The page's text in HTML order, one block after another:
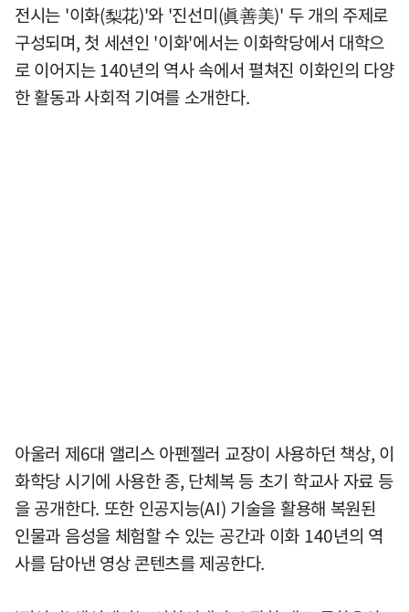
전시는 '이화(梨花)'와 '진선미(眞善美)' 두 개의 주제로
구성되며, 첫 세션인 '이화'에서는 이화학당에서 대학으
로 이어지는 140년의 역사 속에서 펼쳐진 이화인의 다양
한 활동과 사회적 기여를 소개한다.
아울러 제6대 앨리스 아펜젤러 교장이 사용하던 책상, 이
화학당 시기에 사용한 종, 단체복 등 초기 학교사 자료 등
을 공개한다. 또한 인공지능(AI) 기술을 활용해 복원된
인물과 음성을 체험할 수 있는 공간과 이화 140년의 역
사를 담아낸 영상 콘텐츠를 제공한다.